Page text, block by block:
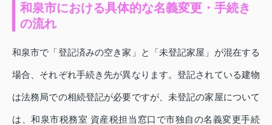
和泉市における具体的な名義変更・手続き
の流れ
和泉市で「登記済みの空き家」と「未登記家屋」が混在する
場合、それぞれ手続き先が異なります。登記されている建物
は法務局での相続登記が必要ですが、未登記の家屋について
は、和泉市税務室 資産税担当窓口で市独自の名義変更手続